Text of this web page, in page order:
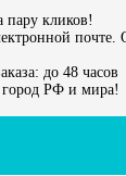
пару кликов!
почте.
до 48 часов
РФ и мира!